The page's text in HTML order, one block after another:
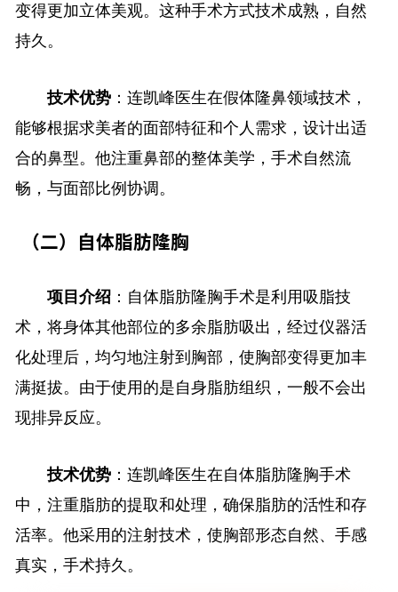
变得更加立体美观。这种手术方式技术成熟，自然
持久。
技术优势 ：连凯峰医生在假体隆鼻领域技术，
能够根据求美者的面部特征和个人需求，设计出适
合的鼻型。他注重鼻部的整体美学，手术自然流
畅，与面部比例协调。
（二）自体脂肪隆胸
项目介绍 ：自体脂肪隆胸手术是利用吸脂技
术，将身体其他部位的多余脂肪吸出，经过仪器活
化处理后，均匀地注射到胸部，使胸部变得更加丰
满挺拔。由于使用的是自身脂肪组织，一般不会出
现排异反应。
技术优势 ：连凯峰医生在自体脂肪隆胸手术
中，注重脂肪的提取和处理，确保脂肪的活性和存
活率。他采用的注射技术，使胸部形态自然、手感
真实，手术持久。